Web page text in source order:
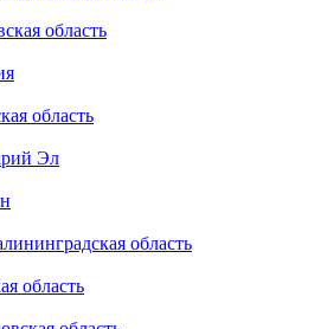
область
область
Эл
область
область